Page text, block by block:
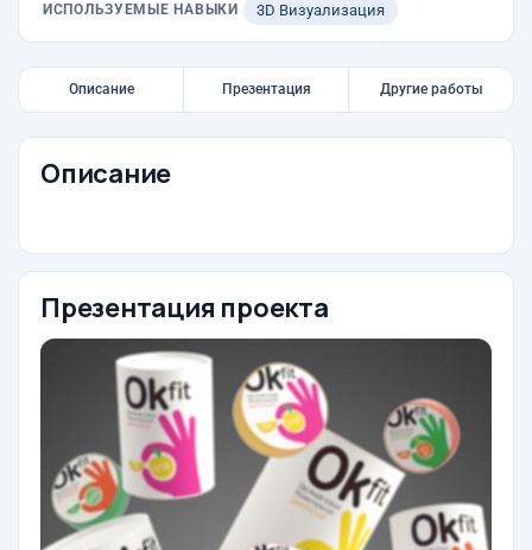
ИСПОЛЬЗУЕМЫЕ НАВЫКИ 3D Визуализация
Описание Презентация Другие работы
Описание
Презентация проекта